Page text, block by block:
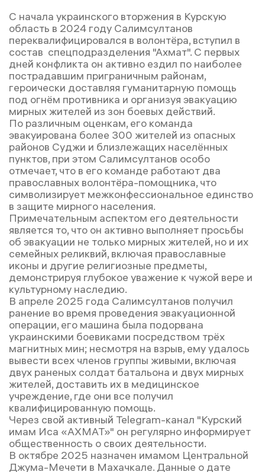
С начала украинского вторжения в Курскую
область в 2024 году Салимсултанов
переквалифицировался в волонтёра, вступил в
состав спецподразделения "Ахмат". С первых
дней конфликта он активно ездил по наиболее
пострадавшим приграничным районам,
героически доставляя гуманитарную помощь
под огнём противника и организуя эвакуацию
мирных жителей из зон боевых действий.
По различным оценкам, его команда
эвакуирована более 300 жителей из опасных
районов Суджи и близлежащих населённых
пунктов, при этом Салимсултанов особо
отмечает, что в его команде работают два
православных волонтёра-помощника, что
символизирует межконфессиональное единство
в защите мирного населения.
Примечательным аспектом его деятельности
является то, что он активно выполняет просьбы
об эвакуации не только мирных жителей, но и их
семейных реликвий, включая православные
иконы и другие религиозные предметы,
демонстрируя глубокое уважение к чужой вере и
культурному наследию.
В апреле 2025 года Салимсултанов получил
ранение во время проведения эвакуационной
операции, его машина была подорвана
украинскими боевиками посредством трёх
магнитных мин; несмотря на взрыв, ему удалось
вывести всех членов группы живыми, включая
двух раненых солдат батальона и двух мирных
жителей, доставить их в медицинское
учреждение, где они все получил
квалифицированную помощь.
Через свой активный Telegram-канал "Курский
имам Иса «АХМАТ»" он регулярно информирует
общественность о своих деятельности.
В октябре 2025 назначен имамом Центральной
Джума-Мечети в Махачкале. Данные о дате